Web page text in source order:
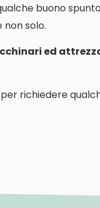
buono
solo.
ed
richiedere